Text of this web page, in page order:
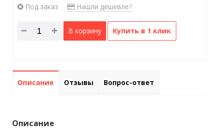
Под заказ Нашли дешевле?
В корзину Купить в 1 клик
Описание Отзывы Вопрос-ответ
Описание